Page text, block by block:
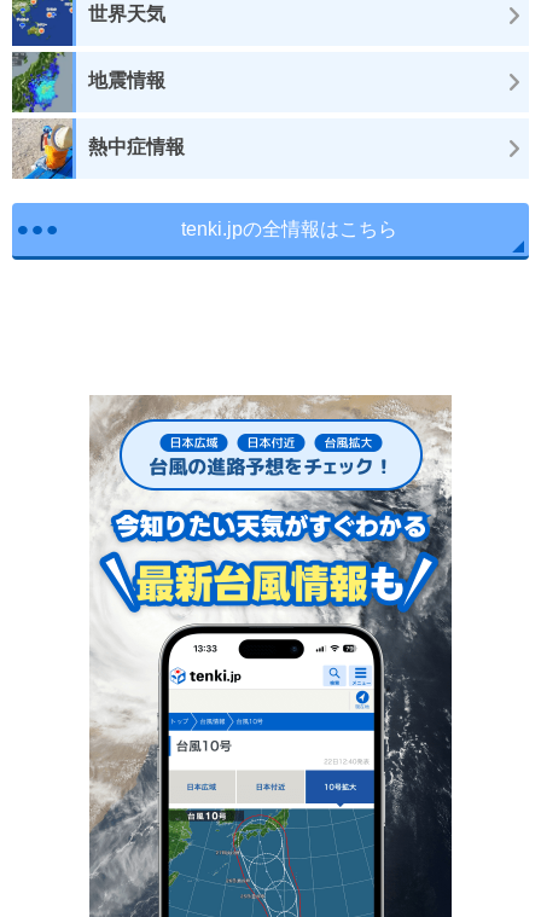
世界天気
地震情報
熱中症情報
tenki.jpの全情報はこちら